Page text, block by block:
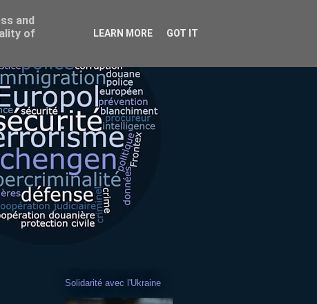
Solidarité avec l'Ukraine
and
of
LEARN MORE GOT IT